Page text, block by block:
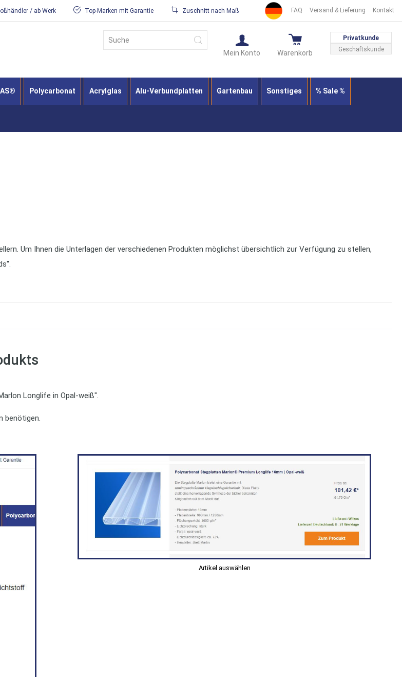
FAQ Versand & Lieferung Kontakt
/ ab Werk Top-Marken mit Garantie Zuschnitt nach Maß
Privatkunde
Geschäftskunde
Warenkorb
Mein Konto
Suche
Polycarbonat Acrylglas Alu-Verbundplatten Gartenbau Sonstiges % Sale %
Um Ihnen die Unterlagen der verschiedenen Produkten möglichst übersichtlich zur Verfügung zu stellen,
Longlife in Opal-weiß".
benötigen.
Artikel auswählen